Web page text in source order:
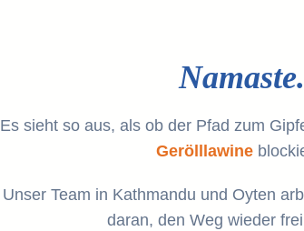
Es sieht so aus, als ob der Pfad zum
Gerölllawine
Unser Team in Kathmandu und Oyten
daran, den Weg wieder